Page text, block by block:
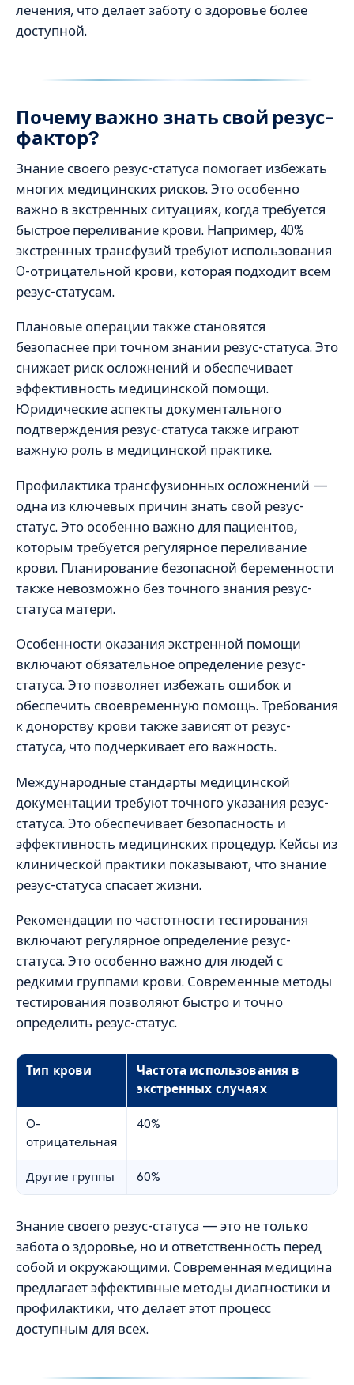
лечения, что делает заботу о здоровье более
доступной.
Почему важно знать свой резус-
фактор?
Знание своего резус-статуса помогает избежать
многих медицинских рисков. Это особенно
важно в экстренных ситуациях, когда требуется
быстрое переливание крови. Например, 40%
экстренных трансфузий требуют использования
O-отрицательной крови, которая подходит всем
резус-статусам.
Плановые операции также становятся
безопаснее при точном знании резус-статуса. Это
снижает риск осложнений и обеспечивает
эффективность медицинской помощи.
Юридические аспекты документального
подтверждения резус-статуса также играют
важную роль в медицинской практике.
Профилактика трансфузионных осложнений —
одна из ключевых причин знать свой резус-
статус. Это особенно важно для пациентов,
которым требуется регулярное переливание
крови. Планирование безопасной беременности
также невозможно без точного знания резус-
статуса матери.
Особенности оказания экстренной помощи
включают обязательное определение резус-
статуса. Это позволяет избежать ошибок и
обеспечить своевременную помощь. Требования
к донорству крови также зависят от резус-
статуса, что подчеркивает его важность.
Международные стандарты медицинской
документации требуют точного указания резус-
статуса. Это обеспечивает безопасность и
эффективность медицинских процедур. Кейсы из
клинической практики показывают, что знание
резус-статуса спасает жизни.
Рекомендации по частотности тестирования
включают регулярное определение резус-
статуса. Это особенно важно для людей с
редкими группами крови. Современные методы
тестирования позволяют быстро и точно
определить резус-статус.
Тип крови
Частота использования в
экстренных случаях
O-
отрицательная
40%
Другие группы 60%
Знание своего резус-статуса — это не только
забота о здоровье, но и ответственность перед
собой и окружающими. Современная медицина
предлагает эффективные методы диагностики и
профилактики, что делает этот процесс
доступным для всех.